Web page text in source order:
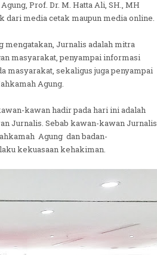
Prof. Dr. M. Hatta Ali, SH., MH
dari media cetak maupun media online.
mengatakan, Jurnalis adalah mitra
masyarakat, penyampai informasi
masyarakat, sekaligus juga penyampai
Agung.
kawan hadir pada hari ini adalah
Jurnalis. Sebab kawan-kawan Jurnalis
Agung dan badan-
kekuasaan kehakiman.